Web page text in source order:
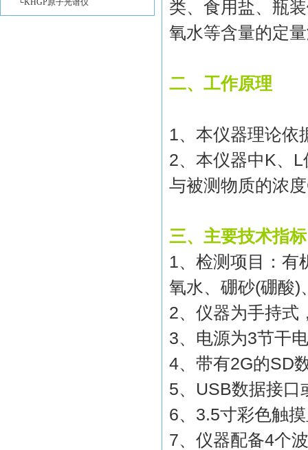
└KHGP原子光谱仪
类、食用盐、瓶
氧水等含量的定
二、工作原理
1、本仪器理论依
2、本仪器中K、 L
与被测物质的浓度
三、主要技术指标
1、检测项目：有
氧水、硼砂(硼酸)
2、仪器为手持式
3、电源为3节干
4、带有2G的SD
5、 USB数据接口
6、 3.5寸彩色触
7、仪器配备4个